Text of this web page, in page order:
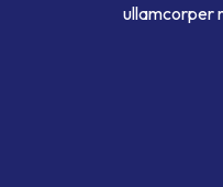
ullamcorper